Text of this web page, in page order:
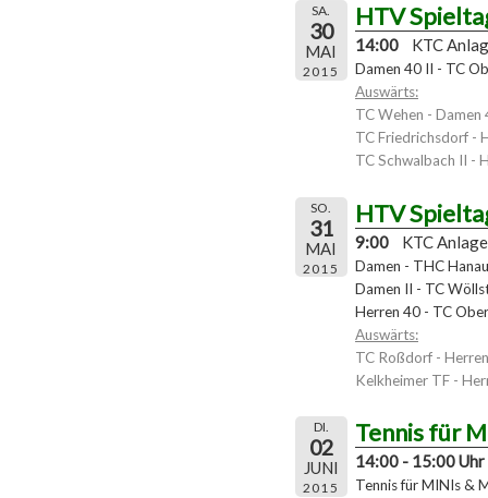
SA.
30
MAI
2015
HTV
14:00 KTC
Damen 40 II - TC
Auswärts:
TC Wehen - Damen
TC Friedrichsdorf -
TC Schwalbach II -
SO.
31
MAI
2015
HTV
9:00 KTC Anlage
Damen - THC
Damen II - TC
Herren 40 - TC
Auswärts:
TC Roßdorf -
Kelkheimer TF -
DI.
02
JUNI
2015
Tennis für
14:00 - 15:00 Uhr
Tennis für MINIs &